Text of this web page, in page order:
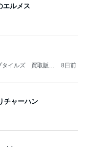
エルメス
タイルズ 買取販売
8日前
チャーハン